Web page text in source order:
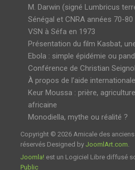
M. Darwin (signé Lumbricus
Sénégal et CNRA années 70-80
VSN à Séfa en 1973
Présentation du film Kasbat,
Ebola : simple épidémie ou
Conférence de Christian
À propos de l’aide
Keur Moussa : prière,
africaine
Monodiella, mythe ou réalité ?
Copyright © 2026 Amicale des
réservés Designed by JoomlArt.com
Joomla! est un Logiciel Libre diffusé
Public